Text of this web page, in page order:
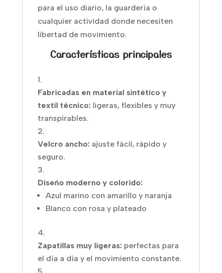
para el uso diario, la guardería o
cualquier actividad donde necesiten
libertad de movimiento.
Características principales
Fabricadas en material sintético y
textil técnico: ligeras, flexibles y muy
transpirables.
Velcro ancho: ajuste fácil, rápido y
seguro.
Diseño moderno y colorido:
Azul marino con amarillo y naranja
Blanco con rosa y plateado
Zapatillas muy ligeras: perfectas para
el día a día y el movimiento constante.